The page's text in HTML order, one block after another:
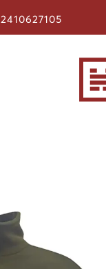
2410627105